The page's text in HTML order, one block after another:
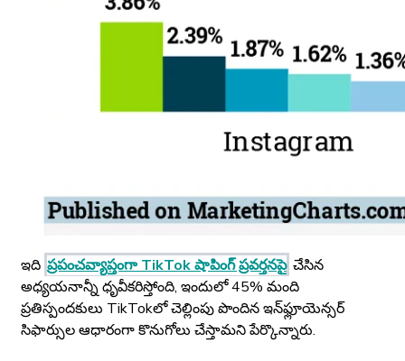
ఇది ప్రపంచవ్యాప్తంగా TikTok షాపింగ్ ప్రవర్తనపై చేసిన
అధ్యయనాన్నీ ధృవీకరిస్తోంది, ఇందులో 45% మంది
ప్రతిస్పందకులు TikTokలో చెల్లింపు పొందిన ఇన్‌ఫ్లూయెన్సర్
సిఫార్సుల ఆధారంగా కొనుగోలు చేస్తామని పేర్కొన్నారు.